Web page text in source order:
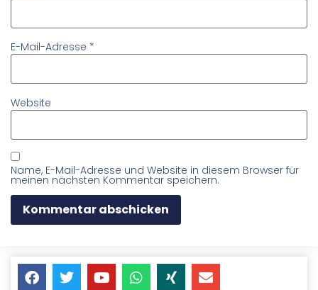
E-Mail-Adresse *
Website
Name, E-Mail-Adresse und Website in diesem Browser für
meinen nächsten Kommentar speichern.